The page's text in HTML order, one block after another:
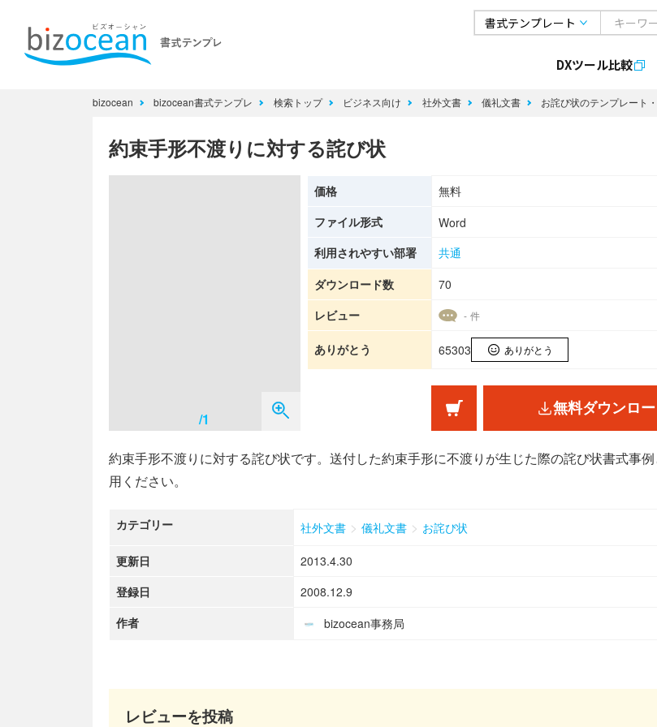
DXツール比較
bizocean bizocean書式テンプレ 検索トップ ビジネス向け 社外文書 儀礼文書 お詫び状のテンプレート
約束手形不渡りに対する詫び状
/1
価格
無料
ファイル形式
Word
利用されやすい部署
共通
ダウンロード数
70
レビュー
- 件
ありがとう 65303 ありがとう
無料ダウンロ
約束手形不渡りに対する詫び状です。送付した約束手形に不渡りが生じた際の詫び状書式事
用ください。
カテゴリー 社外文書 > 儀礼文書 > お詫び状
更新日
2013.4.30
登録日
2008.12.9
作者
bizocean事務局
レビューを投稿